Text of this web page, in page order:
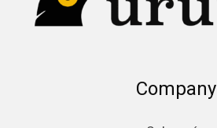
Company